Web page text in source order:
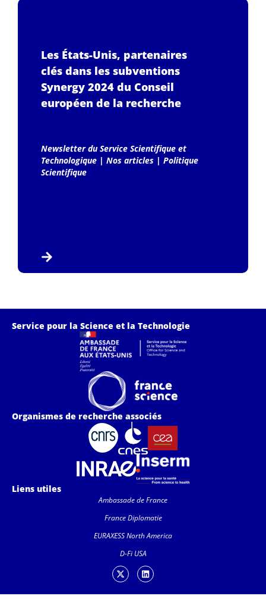
Les États-Unis, partenaires
clés dans les subventions
Synergy 2024 du Conseil
européen de la recherche
Newsletter du Service Scientifique et
Technologique| Nos articles| Politique
Scientifique
Service pour la Science et la Technologie
Organismes de recherche associés
Liens utiles
Ambassade de France
France Diplomatie
EURAXESS North America
D-Fi USA